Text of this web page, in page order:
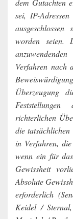
dem Gutachten
sei, IP-
worden seien.
Verfahren nach
Überzeugung
richterlichen
die
in Verfahren,
wenn ein für
Gewissheit
Absolute
erforderlich
Keidel /